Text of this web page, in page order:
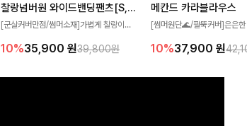
찰랑넘버원 와이드밴딩팬츠[S,M,L사이즈]
[군살커버만점/썸머소재]가볍게 찰랑이는
편안하게 착용하실 수 있는 팬츠입니다 🖤
감 있는 착용감을 더해드려요!
10%35,900 원39,800원
메칸드 카라블라우스
[썸머원단🌊/팔뚝커버]은은
세련된 무드를 연출해주는 블
은 베이직한 디자인!
10%37,900 원